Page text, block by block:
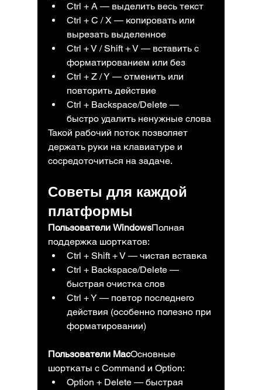
Ctrl + A — выделить весь текст
Ctrl + C / X — копировать или
вырезать выделенное
Ctrl + V / Shift + V — вставить с
форматированием или без
Ctrl + Z / Y — отменить или
повторить действие
Ctrl + Backspace/Delete —
быстро удалить ненужные слова
Такой рабочий поток позволяет
держать руки на клавиатуре и
сосредоточиться на задаче.
Советы для каждой
платформы
Пользователи WindowsПолная
поддержка шорткатов:
Ctrl + Shift + V — чистая вставка
Ctrl + Backspace/Delete —
быстрая очистка слов
Ctrl + Y — повтор последнего
действия (особенно полезно при
форматировании)
Пользователи MacОсновные
шорткаты с Command и Option:
Option + Delete — быстрая